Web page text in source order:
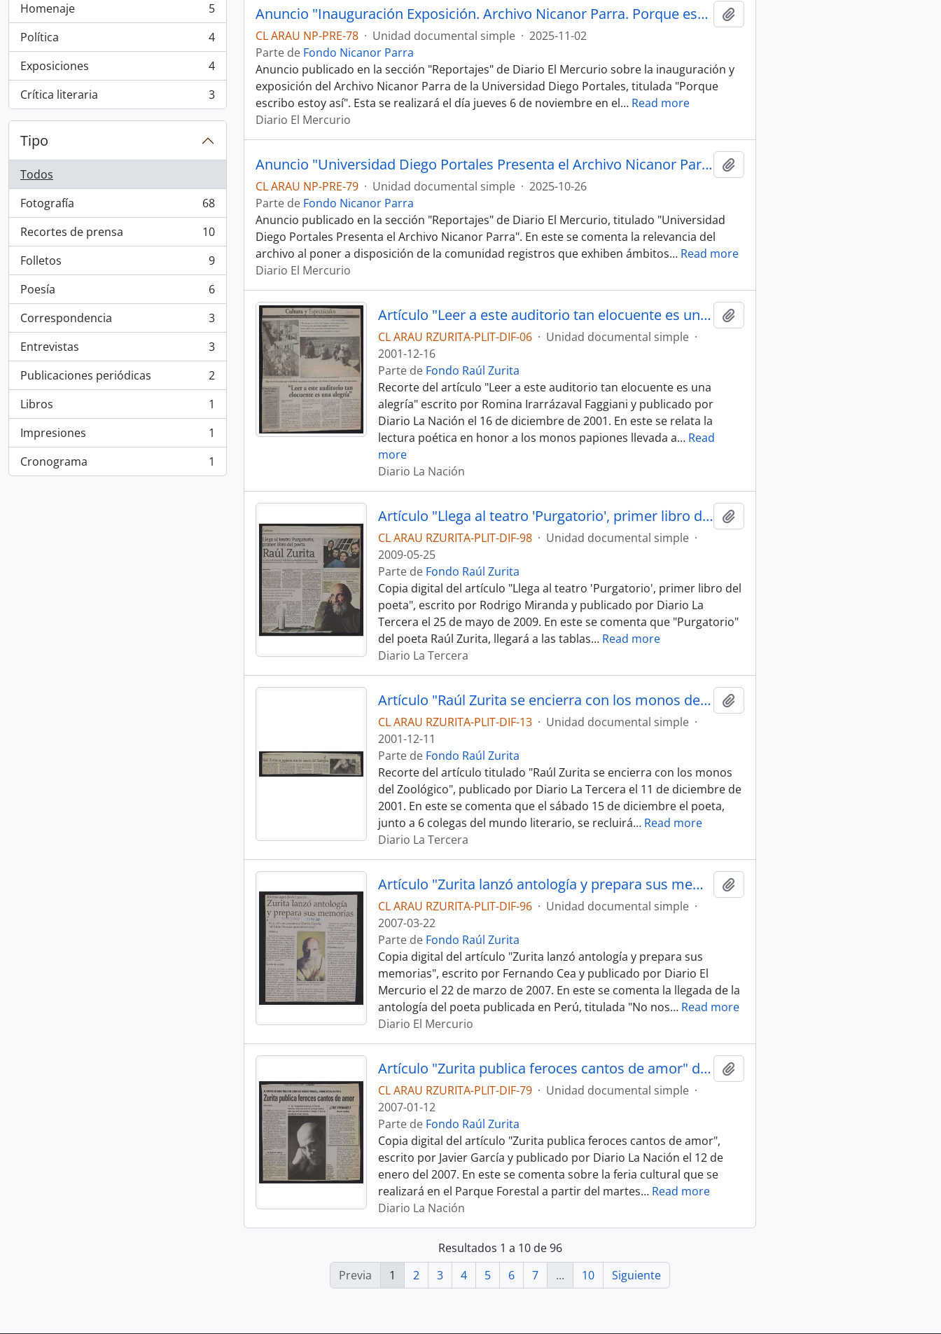
Homenaje
, 5 resultados
5
Política
, 4 resultados
4
Exposiciones
, 4 resultados
4
Crítica literaria
, 3 resultados 3
Tipo
Todos
Fotografía
, 68 resultados
68
Recortes de prensa
, 10 resultados
10
Folletos
, 9 resultados
9
Poesía
, 6 resultados
6
Correspondencia
, 3 resultados
3
Entrevistas
, 3 resultados
3
Publicaciones periódicas
, 2 resultados
2
Libros
, 1 resultados
1
Impresiones
, 1 resultados
1
Cronograma
, 1 resultados 1
Anuncio "Inauguración Exposición. Archivo Nicanor Parra. Porque escribo estoy así" en Reportajes de El Mercurio
CL ARAU NP-PRE-78 · Unidad documental simple · 2025-11-02
Parte de Fondo Nicanor Parra
Anuncio publicado en la sección "Reportajes" de Diario El Mercurio sobre la inauguración y
exposición del Archivo Nicanor Parra de la Universidad Diego Portales, titulada "Porque
escribo estoy así". Esta se realizará el día jueves 6 de noviembre en el… Read more
Diario El Mercurio
Anuncio "Universidad Diego Portales Presenta el Archivo Nicanor Parra" en Reportajes de El Mercurio
CL ARAU NP-PRE-79 · Unidad documental simple · 2025-10-26
Parte de Fondo Nicanor Parra
Anuncio publicado en la sección "Reportajes" de Diario El Mercurio, titulado "Universidad
Diego Portales Presenta el Archivo Nicanor Parra". En este se comenta la relevancia del
archivo al poner a disposición de la comunidad registros que exhiben ámbitos… Read more
Diario El Mercurio
Artículo "Leer a este auditorio tan elocuente es una alegría" de Diario La Nación
CL ARAU RZURITA-PLIT-DIF-06 · Unidad documental simple ·
2001-12-16
Parte de Fondo Raúl Zurita
Recorte del artículo "Leer a este auditorio tan elocuente es una
alegría" escrito por Romina Irarrázaval Faggiani y publicado por
Diario La Nación el 16 de diciembre de 2001. En este se relata la
lectura poética en honor a los monos papiones llevada a… Read
more
Diario La Nación
Artículo "Llega al teatro 'Purgatorio', primer libro del poeta" de Diario La Tercera
CL ARAU RZURITA-PLIT-DIF-98 · Unidad documental simple ·
2009-05-25
Parte de Fondo Raúl Zurita
Copia digital del artículo "Llega al teatro 'Purgatorio', primer libro del
poeta", escrito por Rodrigo Miranda y publicado por Diario La
Tercera el 25 de mayo de 2009. En este se comenta que "Purgatorio"
del poeta Raúl Zurita, llegará a las tablas… Read more
Diario La Tercera
Artículo "Raúl Zurita se encierra con los monos del Zoológico" de Diario La Tercera
CL ARAU RZURITA-PLIT-DIF-13 · Unidad documental simple ·
2001-12-11
Parte de Fondo Raúl Zurita
Recorte del artículo titulado "Raúl Zurita se encierra con los monos
del Zoológico", publicado por Diario La Tercera el 11 de diciembre de
2001. En este se comenta que el sábado 15 de diciembre el poeta,
junto a 6 colegas del mundo literario, se recluirá… Read more
Diario La Tercera
Artículo "Zurita lanzó antología y prepara sus memorias" de Diario El Mercurio
CL ARAU RZURITA-PLIT-DIF-96 · Unidad documental simple ·
2007-03-22
Parte de Fondo Raúl Zurita
Copia digital del artículo "Zurita lanzó antología y prepara sus
memorias", escrito por Fernando Cea y publicado por Diario El
Mercurio el 22 de marzo de 2007. En este se comenta la llegada de la
antología del poeta publicada en Perú, titulada "No nos… Read more
Diario El Mercurio
Artículo "Zurita publica feroces cantos de amor" de Diario La Nación
CL ARAU RZURITA-PLIT-DIF-79 · Unidad documental simple ·
2007-01-12
Parte de Fondo Raúl Zurita
Copia digital del artículo "Zurita publica feroces cantos de amor",
escrito por Javier García y publicado por Diario La Nación el 12 de
enero del 2007. En este se comenta sobre la feria cultural que se
realizará en el Parque Forestal a partir del martes… Read more
Diario La Nación
Resultados 1 a 10 de 96
Previa
1 2 3 4 5 6 7 ... 10 Siguiente